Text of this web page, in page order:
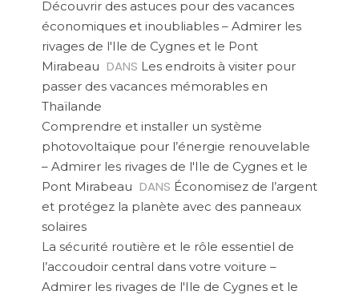
Découvrir des astuces pour des vacances
économiques et inoubliables – Admirer les
rivages de l'Ile de Cygnes et le Pont
Mirabeau DANS Les endroits à visiter pour
passer des vacances mémorables en
Thaïlande
Comprendre et installer un système
photovoltaïque pour l’énergie renouvelable
– Admirer les rivages de l'Ile de Cygnes et le
Pont Mirabeau DANS Économisez de l’argent
et protégez la planète avec des panneaux
solaires
La sécurité routière et le rôle essentiel de
l’accoudoir central dans votre voiture –
Admirer les rivages de l'Ile de Cygnes et le